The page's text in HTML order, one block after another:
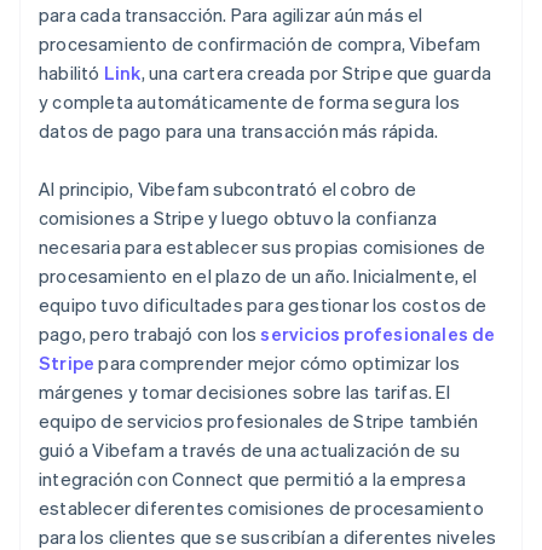
para cada transacción. Para agilizar aún más el
procesamiento de confirmación de compra, Vibefam
habilitó Link, una cartera creada por Stripe que guarda
y completa automáticamente de forma segura los
datos de pago para una transacción más rápida.
Al principio, Vibefam subcontrató el cobro de
comisiones a Stripe y luego obtuvo la confianza
necesaria para establecer sus propias comisiones de
procesamiento en el plazo de un año. Inicialmente, el
equipo tuvo dificultades para gestionar los costos de
pago, pero trabajó con losservicios profesionales de
Stripe para comprender mejor cómo optimizar los
márgenes y tomar decisiones sobre las tarifas. El
equipo de servicios profesionales de Stripe también
guió a Vibefam a través de una actualización de su
integración con Connect que permitió a la empresa
establecer diferentes comisiones de procesamiento
para los clientes que se suscribían a diferentes niveles